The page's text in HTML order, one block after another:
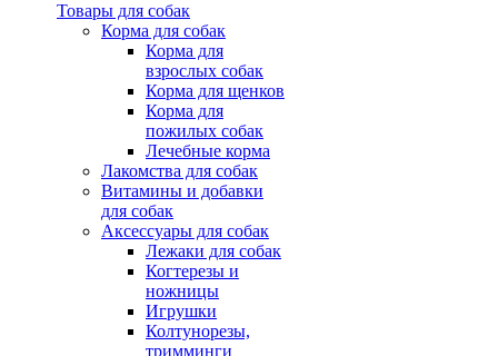
Товары для собак
Корма для собак
Корма для
взрослых собак
Корма для щенков
Корма для
пожилых собак
Лечебные корма
Лакомства для собак
Витамины и добавки
для собак
Аксессуары для собак
Лежаки для собак
Когтерезы и
ножницы
Игрушки
Колтунорезы,
тримминги